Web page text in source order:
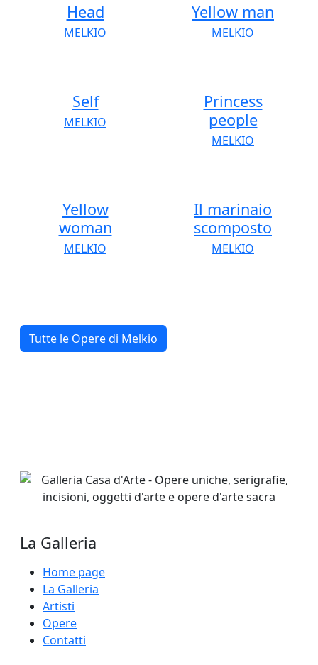
Head
MELKIO
Yellow man
MELKIO
Self
MELKIO
Princess
people
MELKIO
Yellow
woman
MELKIO
Il marinaio
scomposto
MELKIO
Tutte le Opere di Melkio
La Galleria
Home page
La Galleria
Artisti
Opere
Contatti